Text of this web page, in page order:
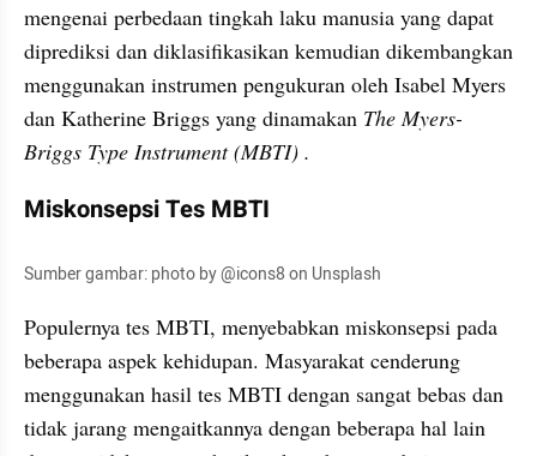
mengenai perbedaan tingkah laku manusia yang dapat
diprediksi dan diklasifikasikan kemudian dikembangkan
menggunakan instrumen pengukuran oleh Isabel Myers
dan Katherine Briggs yang dinamakan The Myers-
Briggs Type Instrument (MBTI) .
Miskonsepsi Tes MBTI
Sumber gambar: photo by @icons8 on Unsplash
Populernya tes MBTI, menyebabkan miskonsepsi pada
beberapa aspek kehidupan. Masyarakat cenderung
menggunakan hasil tes MBTI dengan sangat bebas dan
tidak jarang mengaitkannya dengan beberapa hal lain